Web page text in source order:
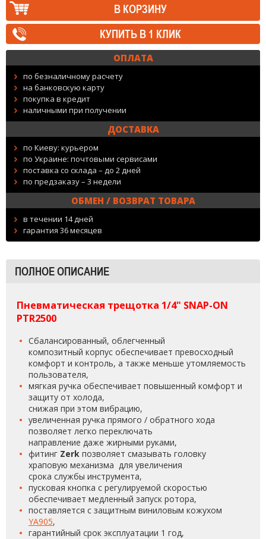
КУПИТЬ В 1 КЛИК
ОПЛАТА
по безналичному расчету
на банковскую карту
покупка в кредит
наличными при получении
ДОСТАВКА
по Киеву: курьером
по Украине: почтовыми сервисами
поставка со склада – до 2 дней
по предзаказу – 3 недели
ОБМЕН / ВОЗВРАТ ТОВАРА
в течении 14 дней
гарантия 36 месяцев
ПОЛНОЕ ОПИСАНИЕ
Пневматическая трещотка 1/4" SNAP-ON
PTR2500
Сбалансированный, облегченный
композитный корпус обеспечивает превосходный
комфорт и контроль, а также меньше утомляемость
пользователя,
мягкая ручка обеспечивает повышенный комфорт и
защиту от холода,
снижая при этом вибрацию,
увеличенная ручка прямого / обратного хода
позволяет легко переключать
направление даже жирными руками,
фитинг Zerk позволяет смазывать головку
храповую механизма для увеличения
срока службы инструмента,
пусковая кнопка с регулируемой скоростью
обеспечивает медленный запуск ротора,
поставляется с защитным виниловым кожухом
YA905,
гарантийный срок эксплуатации 1 год,